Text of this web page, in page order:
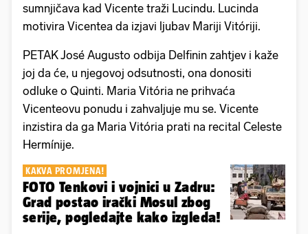
sumnjičava kad Vicente traži Lucindu. Lucinda
motivira Vicentea da izjavi ljubav Mariji Vitóriji.
PETAK José Augusto odbija Delfinin zahtjev i kaže
joj da će, u njegovoj odsutnosti, ona donositi
odluke o Quinti. Maria Vitória ne prihvaća
Vicenteovu ponudu i zahvaljuje mu se. Vicente
inzistira da ga Maria Vitória prati na recital Celeste
Hermínije.
KAKVA PROMJENA!
FOTO Tenkovi i vojnici u Zadru:
Grad postao irački Mosul zbog
serije, pogledajte kako izgleda!